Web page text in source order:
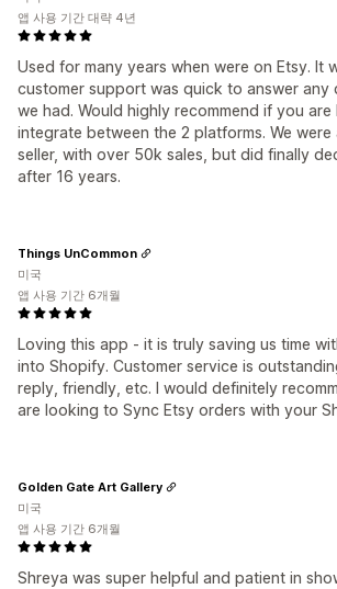
Used for many years when were on Etsy. It
customer support was quick to answer any
we had. Would highly recommend if you
integrate between the 2 platforms. We were
seller, with over 50k sales, but did finally
after 16 years.
앱 사용 기간 대략 4년
Loving this app - it is truly saving us time
into Shopify. Customer service is
reply, friendly, etc. I would definitely
are looking to Sync Etsy orders with your
Things UnCommon
미국
앱 사용 기간 6개월
Shreya was super helpful and patient in
Golden Gate Art Gallery
미국
앱 사용 기간 6개월